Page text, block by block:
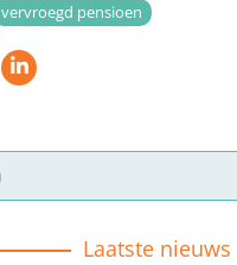
vervroegd pensioen
Laatste nieuws